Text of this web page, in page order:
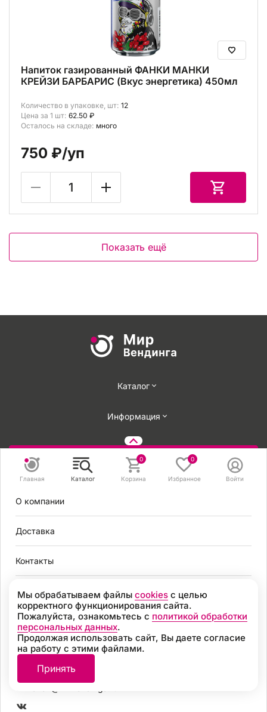
Главная Каталог
0
Корзина
0
Избранное Войти
О компании
Доставка
Контакты
Условия оплаты
Москва
8 495 131 56 78
8 800 301 56 78
Напиток газированный ФАНКИ МАНКИ
КРЕЙЗИ БАРБАРИС (Вкус энергетика) 450мл
Количество в упаковке, шт: 12
Цена за 1 шт: 62.50 ₽
Осталось на складе: много
750 ₽/уп
Показать ещё
Мы обрабатываем файлы cookies с целью
корректного функционирования сайта.
Пожалуйста, ознакомьтесь с политикой обработки
персональных данных.
Продолжая использовать сайт, Вы даете согласие
на работу с этими файлами.
Принять
Каталог
Информация
Задать вопрос
Политика обработки персональных данных
Согласие на получение рекламных рассылок
Пользовательское соглашение
Политика обработки файлов cookie
Разработка
© 2026, «МИР ВЕНДИНГА» Все права защищены